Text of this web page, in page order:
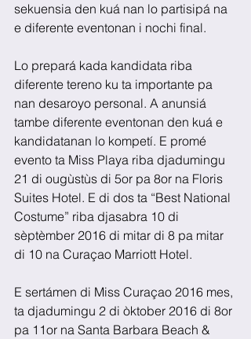
sekuensia den kuá nan lo partisipá na
e diferente eventonan i nochi final.
Lo prepará kada kandidata riba
diferente tereno ku ta importante pa
nan desaroyo personal. A anunsiá
tambe diferente eventonan den kuá e
kandidatanan lo kompetí. E promé
evento ta Miss Playa riba djadumingu
21 di ougùstùs di 5or pa 8or na Floris
Suites Hotel. E di dos ta “Best National
Costume” riba djasabra 10 di
sèptèmber 2016 di mitar di 8 pa mitar
di 10 na Curaçao Marriott Hotel.
E sertámen di Miss Curaçao 2016 mes,
ta djadumingu 2 di òktober 2016 di 8or
pa 11or na Santa Barbara Beach &